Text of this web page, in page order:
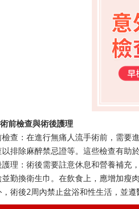
術前檢查與術後護理
查：在進行無痛人流手術前，需要
排除麻醉禁忌證等。這些檢查有助
理：術後需要註意休息和營養補充
勤換衛生巾。在飲食上，應增加瘦
，術後2周內禁止盆浴和性生活，並遵